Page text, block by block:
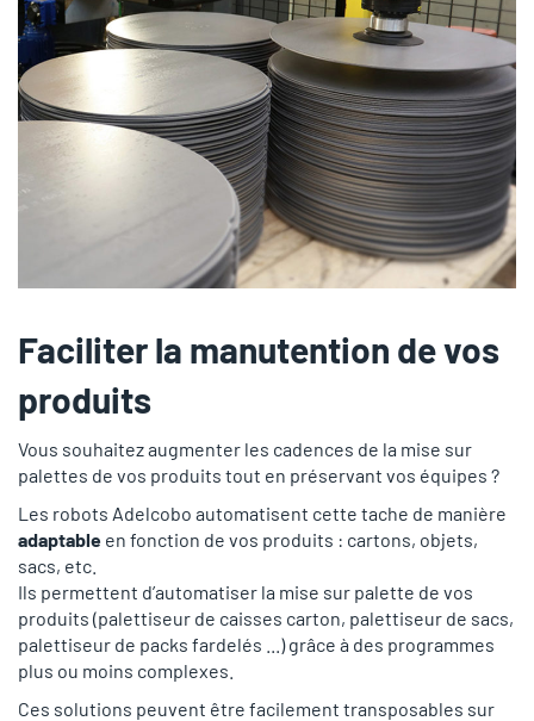
Faciliter la manutention de vos
produits
Vous souhaitez augmenter les cadences de la mise sur
palettes de vos produits tout en préservant vos équipes ?
Les robots Adelcobo automatisent cette tache de manière
adaptable en fonction de vos produits : cartons, objets,
sacs, etc.
Ils permettent d’automatiser la mise sur palette de vos
produits (palettiseur de caisses carton, palettiseur de sacs,
palettiseur de packs fardelés ...) grâce à des programmes
plus ou moins complexes.
Ces solutions peuvent être facilement transposables sur